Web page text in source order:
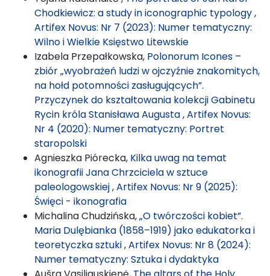
Chodkiewicz: a study in iconographic typology,
Artifex Novus: Nr 7 (2023): Numer tematyczny:
Wilno i Wielkie Księstwo Litewskie
Izabela Przepałkowska, Polonorum Icones –
zbiór „wyobrażeń ludzi w ojczyźnie znakomitych,
na hołd potomności zasługujących”.
Przyczynek do kształtowania kolekcji Gabinetu
Rycin króla Stanisława Augusta,Artifex Novus:
Nr 4 (2020): Numer tematyczny: Portret
staropolski
Agnieszka Piórecka, Kilka uwag na temat
ikonografii Jana Chrzciciela w sztuce
paleologowskiej,Artifex Novus: Nr 9 (2025):
Święci - ikonografia
Michalina Chudzińska,„O twórczości kobiet”.
Maria Dulębianka (1858–1919) jako edukatorka i
teoretyczka sztuki,Artifex Novus: Nr 8 (2024):
Numer tematyczny: Sztuka i dydaktyka